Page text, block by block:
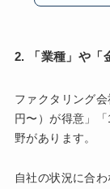
2. 「業種」や「
ファクタリング
円〜）が得意」
野があります。
自社の状況に合